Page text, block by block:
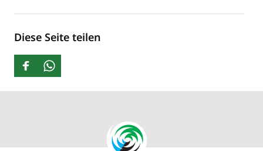
Diese Seite teilen